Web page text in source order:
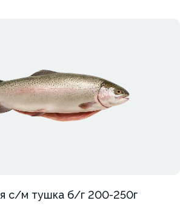
с/м тушка б/г 200-250г